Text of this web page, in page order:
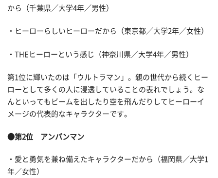
から（千葉県／大学4年／男性）
・ヒーローらしいヒーローだから（東京都／大学2年／女性）
・THEヒーローという感じ（神奈川県／大学4年／男性）
第1位に輝いたのは「ウルトラマン」。親の世代から続くヒー
ローとして多くの人に浸透していることの表れでしょう。な
んといってもビームを出したり空を飛んだりしてヒーローイ
メージの代表的なキャラクターです。
●第2位 アンパンマン
・愛と勇気を兼ね備えたキャラクターだから（福岡県／大学1
年／女性）